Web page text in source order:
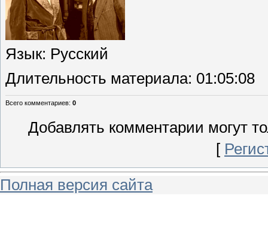
Язык: Русский
Длительность материала: 01:05:08
Всего комментариев: 0
Добавлять комментарии могут
[
Полная версия сайта